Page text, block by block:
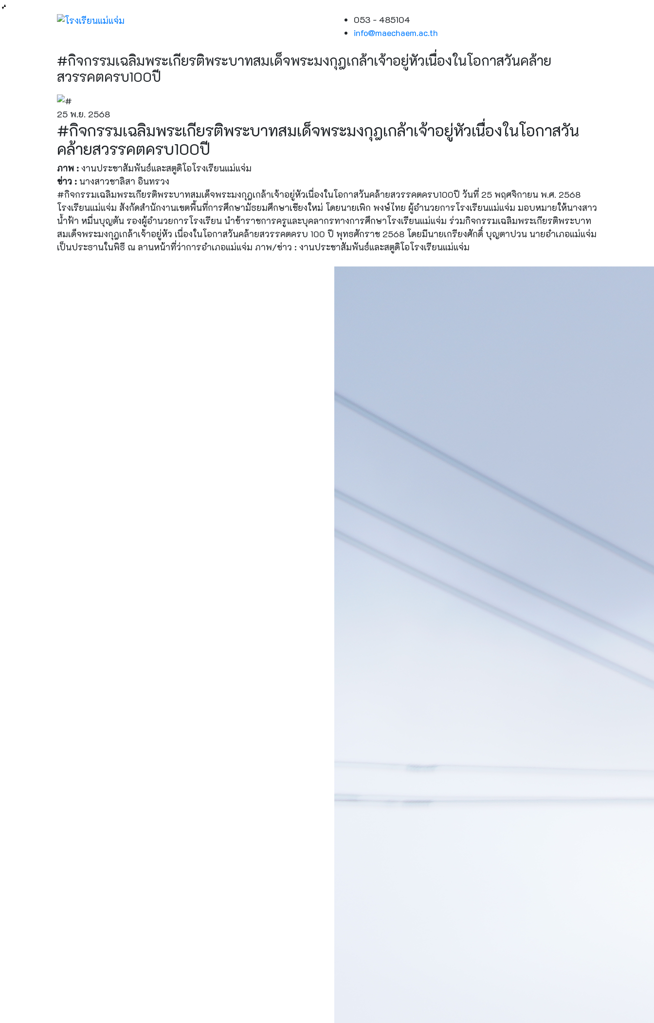
053 - 485104
info@maechaem.ac.th
#กิจกรรมเฉลิมพระเกียรติพระบาทสมเด็จพระมงกุฎเกล้าเจ้าอยู่หัวเนื่องในโอกาสวันคล้าย
สวรรคตครบ100ปี
25 พ.ย. 2568
#กิจกรรมเฉลิมพระเกียรติพระบาทสมเด็จพระมงกุฎเกล้าเจ้าอยู่หัวเนื่องในโอกาสวัน
คล้ายสวรรคตครบ100ปี
ภาพ : งานประชาสัมพันธ์และสตูดิโอโรงเรียนแม่แจ่ม
ข่าว : นางสาวชาลิสา อินทรวง
#กิจกรรมเฉลิมพระเกียรติพระบาทสมเด็จพระมงกุฎเกล้าเจ้าอยู่หัวเนื่องในโอกาสวันคล้ายสวรรคตครบ100ปี วันที่ 25 พฤศจิกายน พ.ศ. 2568
โรงเรียนแม่แจ่ม สังกัดสำนักงานเขตพื้นที่การศึกษามัธยมศึกษาเชียงใหม่ โดยนายเพิก พงษ์ไทย ผู้อำนวยการโรงเรียนแม่แจ่ม มอบหมายให้นางสาว
น้ำฟ้า หมื่นบุญตัน รองผู้อำนวยการโรงเรียน นำข้าราชการครูและบุคลากรทางการศึกษาโรงเรียนแม่แจ่ม ร่วมกิจกรรมเฉลิมพระเกียรติพระบาท
สมเด็จพระมงกุฎเกล้าเจ้าอยู่หัว เนื่องในโอกาสวันคล้ายสวรรคตครบ 100 ปี พุทธศักราช 2568 โดยมีนายเกรียงศักดิ์ บุญตาปวน นายอำเภอแม่แจ่ม
เป็นประธานในพิธี ณ ลานหน้าที่ว่าการอำเภอแม่แจ่ม ภาพ/ข่าว : งานประชาสัมพันธ์และสตูดิโอโรงเรียนแม่แจ่ม